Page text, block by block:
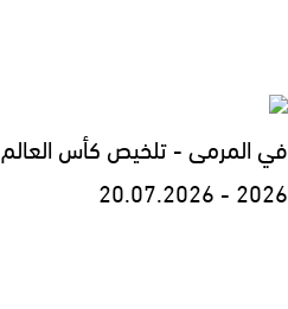
في المرمى - تلخيص كأس العالم
2026 - 20.07.2026